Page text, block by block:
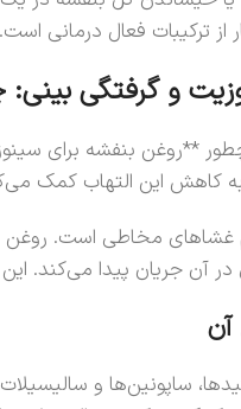
ترکیبات فعال درمانی
و گرفتگی بینی:
**روغن بنفشه برای
این التهاب کمک
غشاهای مخاطی است.
در آن جریان پیدا می‌کند.
ساپونین‌ها و